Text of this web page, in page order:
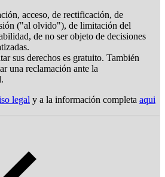
acceso, de rectificación, de
("al olvido"), de limitación del
de no ser objeto de decisiones
sus derechos es gratuito. También
una reclamación ante la
legal y a la información completa aqui